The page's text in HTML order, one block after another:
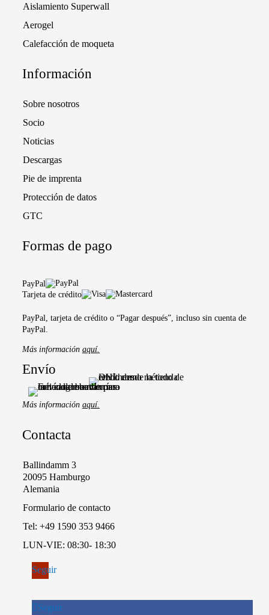
Aislamiento Superwall
Aerogel
Calefacción de moqueta
Información
Sobre nosotros
Socio
Noticias
Descargas
Pie de imprenta
Protección de datos
GTC
Formas de pago
PayPal
Tarjeta de crédito
PayPal, tarjeta de crédito o “Pagar después”, incluso sin cuenta de
PayPal.
Más información aquí.
Envío
Más información aquí.
Contacta
Ballindamm 3
20095 Hamburgo
Alemania
Formulario de contacto
Tel: +49 1590 353 9466
LUN-VIE: 08:30- 18:30
Seguir
Seguir